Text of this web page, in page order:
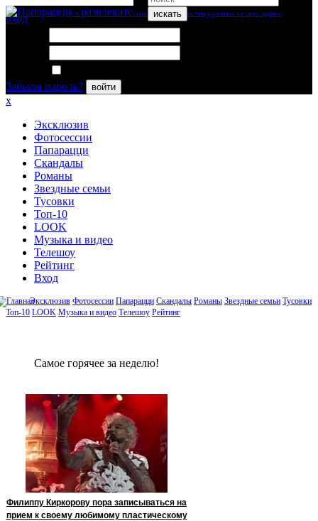
искать
вход
Забыли пароль?
войти
x
Эксклюзив
Фотосессии
Папарацци
Скандалы
Романы
Звездные семьи
Тусовки
Топ-10
LOOK
Музыка и видео
Телешоу
Рейтинг
Вход
Эксклюзив Фотосессии Папарацци Скандалы Романы Звездные семьи Тусовки
Топ-10 LOOK Музыка и видео Телешоу Рейтинг
Сaмое гoрячее за неделю!
Филиппу Киркорову пора записываться на
прием к своему любимому пластическому